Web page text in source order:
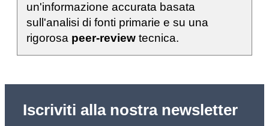
un'informazione accurata basata
sull'analisi di fonti primarie e su una
rigorosa peer-review tecnica.
Iscriviti alla nostra newsletter